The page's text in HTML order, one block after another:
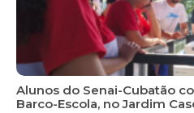
Alunos do Senai-Cubatão
Barco-Escola, no Jardim